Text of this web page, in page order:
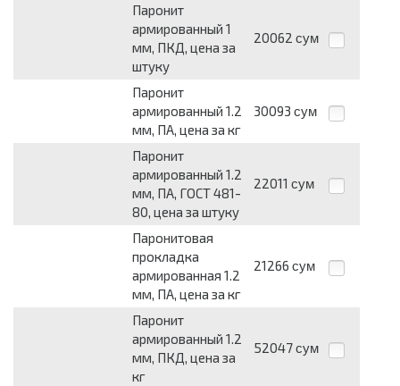
Паронит
армированный 1
мм, ПКД, цена за
штуку
20062 сум
Паронит
армированный 1.2
мм, ПА, цена за кг
30093 сум
Паронит
армированный 1.2
мм, ПА, ГОСТ 481-
80, цена за штуку
22011 сум
Паронитовая
прокладка
армированная 1.2
мм, ПА, цена за кг
21266 сум
Паронит
армированный 1.2
мм, ПКД, цена за
кг
52047 сум